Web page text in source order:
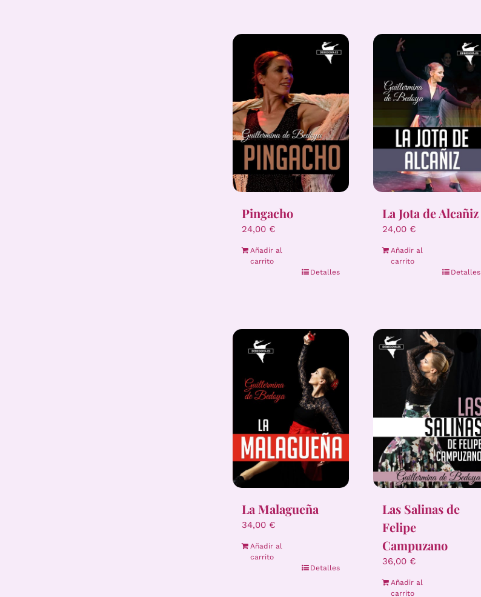
Pingacho
24,00 €
Añadir al
carrito
Detalles
La Jota de Alcañiz
24,00 €
Añadir al
carrito
Detalles
La Malagueña
34,00 €
Añadir al
carrito
Detalles
Las Salinas de
Felipe
Campuzano
36,00 €
Añadir al
carrito